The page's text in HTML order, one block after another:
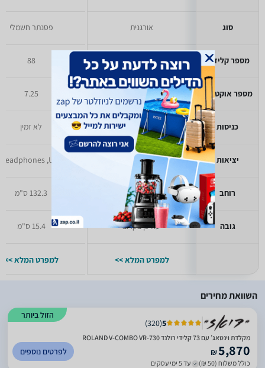
סוג
מספר קלידים
מספר אוקטבות
כניסות
יציאות
רוחב
גובה
אורגנית
יעודכן בקרוב
יעודכן בקרוב
יעודכן בקרוב
יעודכן בקרוב
יעודכן בקרוב
יעודכן בקרוב
למפרט המלא >>
פסנתר חשמלי
88
7.25
לא זמין
Headphones ,USB
132.3 ס"מ
15.4 ס"מ
למפרט המלא >>
השוואת מחירים
הזול ביותר
5
(
320
)
מקלדת וינטאג’ עם 73 קלידי רולנד ROLAND V-COMBO VR-730
₪5,870
כולל משלוח (50 ₪) עד 5 ימי עסקים
לפרטים נוספים